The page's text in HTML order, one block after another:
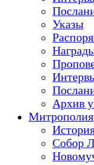
Указы
Архив
Митрополия
Собор